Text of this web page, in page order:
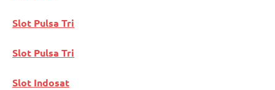
Slot Pulsa Tri
Slot Pulsa Tri
Slot Indosat